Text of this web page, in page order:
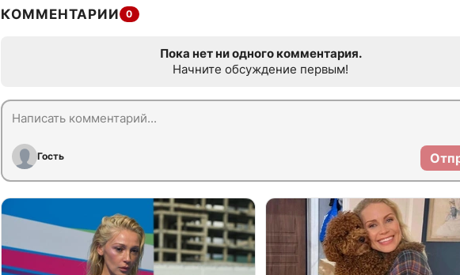
КОММЕНТАРИИ 0
Пока нет ни одного комментария.
Начните обсуждение первым!
Гость